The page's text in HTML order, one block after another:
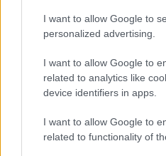
I want to allow Google to
personalized advertising.
I want to allow Google to
related to analytics like
device identifiers in apps.
I want to allow Google to
related to functionality of